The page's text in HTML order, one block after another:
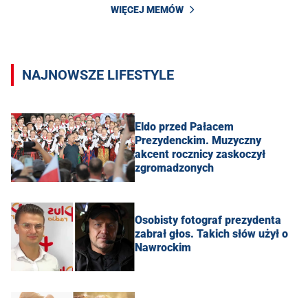
WIĘCEJ MEMÓW
NAJNOWSZE LIFESTYLE
Eldo przed Pałacem
Prezydenckim. Muzyczny
akcent rocznicy zaskoczył
zgromadzonych
Osobisty fotograf prezydenta
zabrał głos. Takich słów użył o
Nawrockim